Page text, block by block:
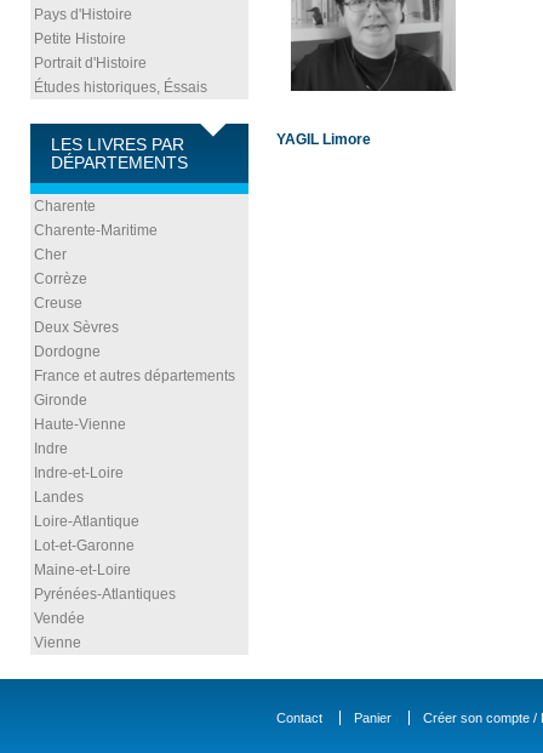
Pays d'Histoire
Petite Histoire
Portrait d'Histoire
Études historiques, Éssais
LES LIVRES PAR
DÉPARTEMENTS
Charente
Charente-Maritime
Cher
Corrèze
Creuse
Deux Sèvres
Dordogne
France et autres départements
Gironde
Haute-Vienne
Indre
Indre-et-Loire
Landes
Loire-Atlantique
Lot-et-Garonne
Maine-et-Loire
Pyrénées-Atlantiques
Vendée
Vienne
YAGIL Limore
Contact Panier Créer son compte /